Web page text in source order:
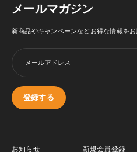
お知らせ 新規会員登録
メールマガジン
新商品やキャンペーンなどお得な情報をお
メールアドレス
登録する